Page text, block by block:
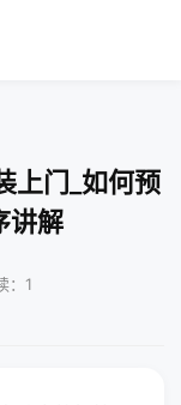
上门_如何预
讲解
：1